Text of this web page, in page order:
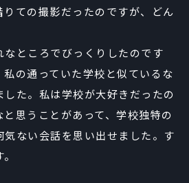
ての撮影だったのですが、どん
ところでびっくりしたのです
の通っていた学校と似ているな
した。私は学校が大好きだったの
思うことがあって、学校独特の
気ない会話を思い出せました。す